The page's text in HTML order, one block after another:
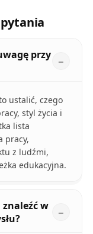
przy
ustalić, czego
styl życia i
lista
pracy,
z ludźmi,
edukacyjna.
w